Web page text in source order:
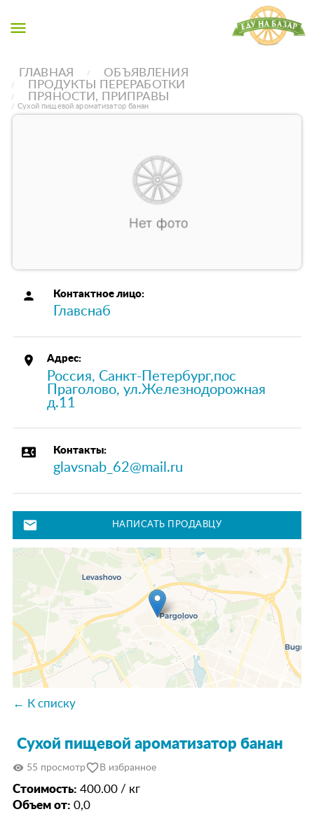
menu
ГЛАВНАЯ
ОБЪЯВЛЕНИЯ
ПРОДУКТЫ ПЕРЕРАБОТКИ
ПРЯНОСТИ, ПРИПРАВЫ
Сухой пищевой ароматизатор банан
person Контактное лицо:
Главснаб
place Адрес:
Россия, Санкт-Петербург,пос
Праголово, ул.Железнодорожная
д.11
contact_phone Контакты:
glavsnab_62@mail.ru
mail НАПИСАТЬ ПРОДАВЦУ
← К списку
Сухой пищевой ароматизатор банан
visibility 55 просмотрfavorite_border В избранное
Стоимость: 400.00 / кг
Объем от: 0,0